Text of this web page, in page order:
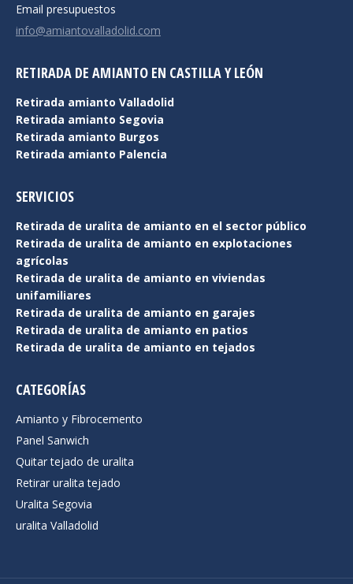
Email presupuestos
info@amiantovalladolid.com
RETIRADA DE AMIANTO EN CASTILLA Y LEÓN
Retirada amianto Valladolid
Retirada amianto Segovia
Retirada amianto Burgos
Retirada amianto Palencia
SERVICIOS
Retirada de uralita de amianto en el sector público
Retirada de uralita de amianto en explotaciones
agrícolas
Retirada de uralita de amianto en viviendas
unifamiliares
Retirada de uralita de amianto en garajes
Retirada de uralita de amianto en patios
Retirada de uralita de amianto en tejados
CATEGORÍAS
Amianto y Fibrocemento
Panel Sanwich
Quitar tejado de uralita
Retirar uralita tejado
Uralita Segovia
uralita Valladolid